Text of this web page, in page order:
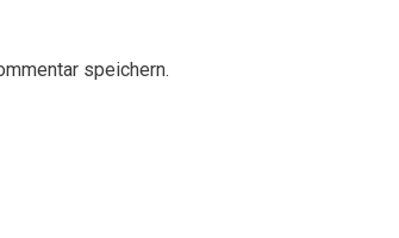
speichern.